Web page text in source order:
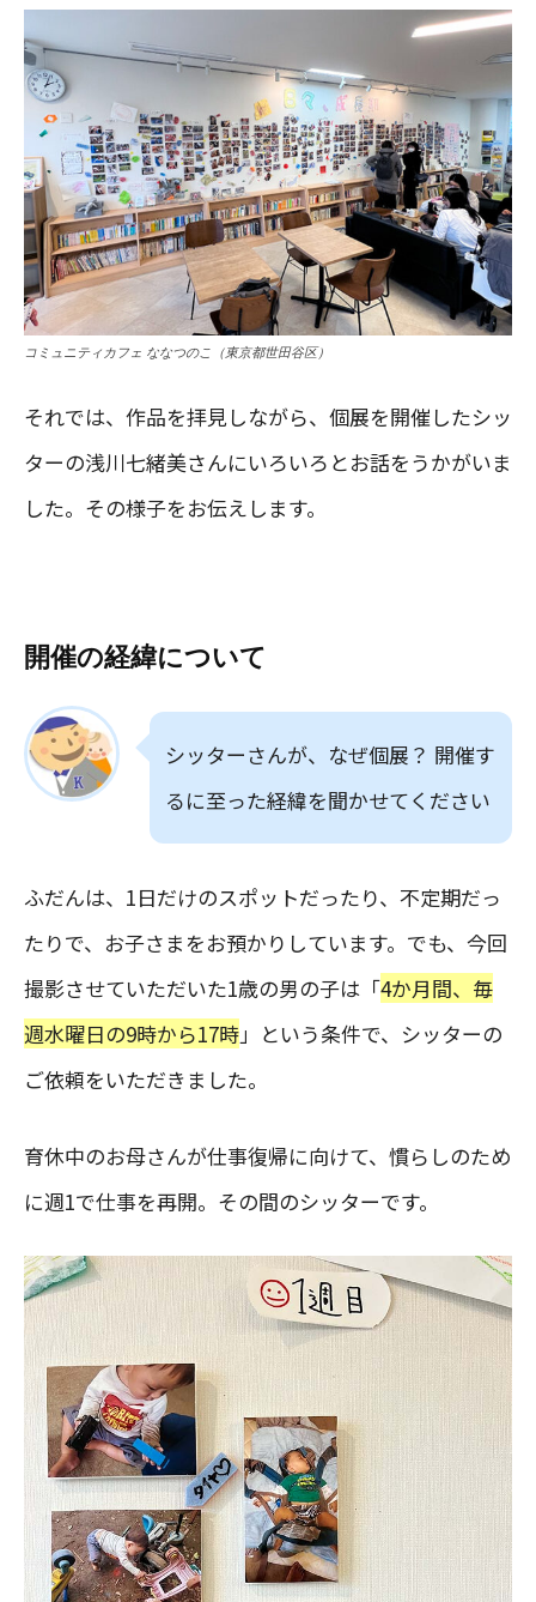
コミュニティカフェ ななつのこ（東京都世田谷区）
それでは、作品を拝見しながら、個展を開催したシッ
ターの浅川七緒美さんにいろいろとお話をうかがいま
した。その様子をお伝えします。
開催の経緯について
シッターさんが、なぜ個展？ 開催す
るに至った経緯を聞かせてください
ふだんは、1日だけのスポットだったり、不定期だっ
たりで、お子さまをお預かりしています。でも、今回
撮影させていただいた1歳の男の子は「4か月間、毎
週水曜日の9時から17時」という条件で、シッターの
ご依頼をいただきました。
育休中のお母さんが仕事復帰に向けて、慣らしのため
に週1で仕事を再開。その間のシッターです。